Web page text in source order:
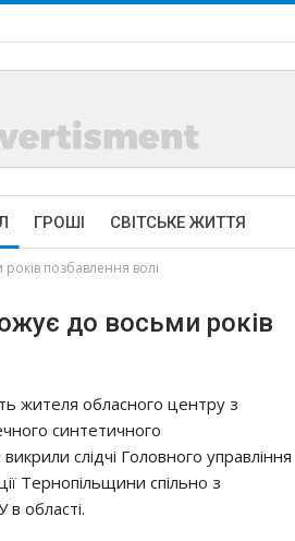
ГРОШІ СВІТСЬКЕ ЖИТТЯ
позбавлення волі
до восьми років
жителя обласного центру з
синтетичного
слідчі Головного управління
Тернопільщини спільно з
області.